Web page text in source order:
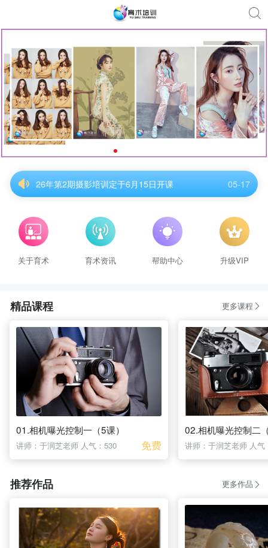
26年第2期摄影培训定于6月15日开课
05-17
26年第2期摄影培训定于6月15日开课
05-17
05-17
05-17
26年第2期摄影培训定于6月15日开课
05-17
关于育术 育术资讯 帮助中心 升级VIP
精品课程 更多课程
01.相机曝光控制一（5课）
讲师：于润芝老师 人气：530 免费
02.相机曝光控制二
讲师：于润芝老师 人气
推荐作品 更多作品